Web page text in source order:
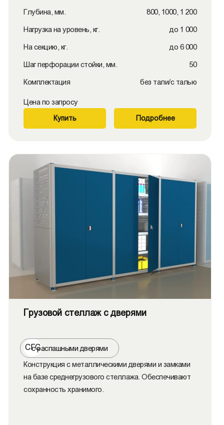
Глубина, мм. 800, 1000, 1 200
Нагрузка на уровень, кг. до 1 000
На секцию, кг. до 6 000
Шаг перфорации стойки, мм. 50
Комплектация без тали/с талью
Цена по запросу
Купить Подробнее
Грузовой стеллаж с дверями
СГС
с распашными дверями
Конструкция с металлическими дверями и замками
на базе среднегрузового стеллажа. Обеспечивают
сохранность хранимого.